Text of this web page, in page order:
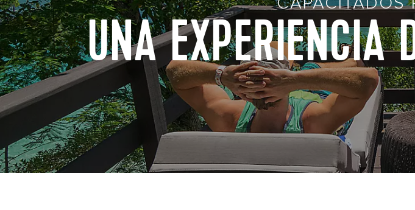
UNA EXPERIENCIA